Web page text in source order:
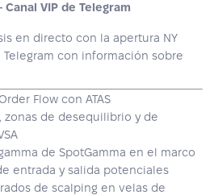
VIP de Telegram
en directo con la apertura NY
Telegram con información sobre
Flow con ATAS
zonas de desequilibrio y de
de SpotGamma en el marco
entrada y salida potenciales
de scalping en velas de